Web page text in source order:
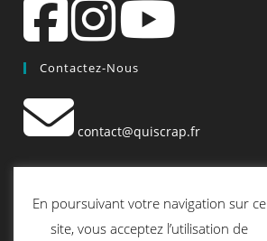
Contactez-Nous
contact@quiscrap.fr
Le Blog
En poursuivant votre navigation sur ce
site, vous acceptez l’utilisation de